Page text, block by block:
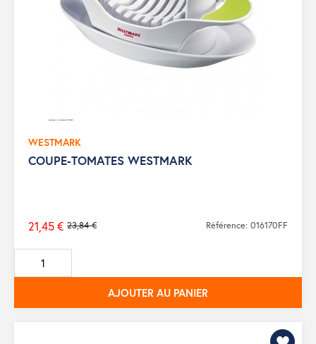
WESTMARK
COUPE-TOMATES WESTMARK
Prix
de
base
23,84 €
21,45 € Référence: 016170FF
AJOUTER AU PANIER